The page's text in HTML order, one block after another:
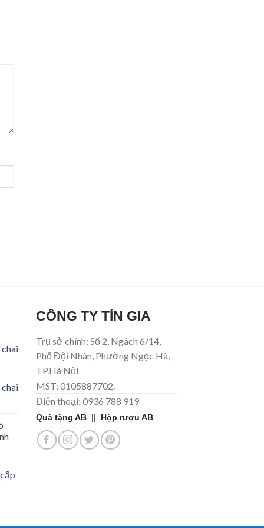
CÔNG TY TÍN GIA
Trụ sở chính: Số 2, Ngách 6/14,
Phố Đội Nhân, Phường Ngọc Hà,
TP.Hà Nội
MST: 0105887702.
Điện thoại: 0936 788 919
Quà tặng AB || Hộp rượu AB